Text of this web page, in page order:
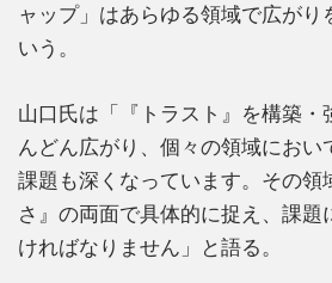
ャップ」はあらゆる領域で広がり
いう。
山口氏は「『トラスト』を構築・
んどん広がり、個々の領域におい
課題も深くなっています。その領
さ』の両面で具体的に捉え、課題
ければなりません」と語る。